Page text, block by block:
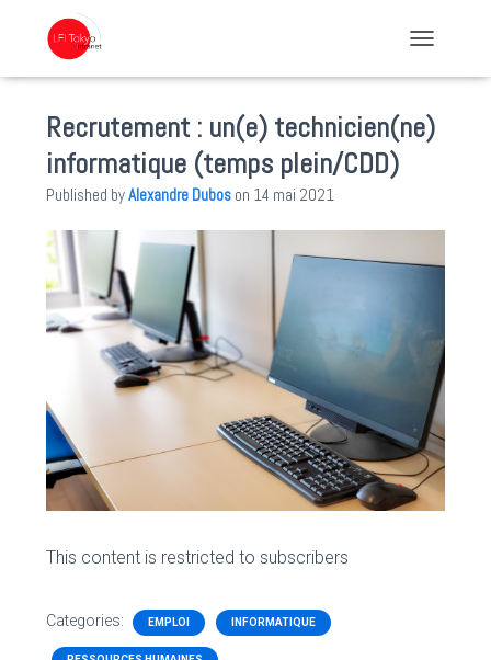
Recrutement : un(e) technicien(ne)
informatique (temps plein/CDD)
Published byAlexandre Dubos on 14 mai 2021
This content is restricted to subscribers
Categories: EMPLOI INFORMATIQUE